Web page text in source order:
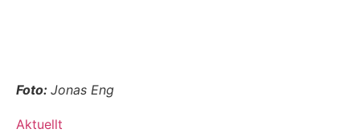
Foto: Jonas Eng
Aktuellt